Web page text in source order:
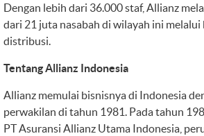
Dengan lebih dari 36.000 staf, Allianz
dari 21 juta nasabah di wilayah ini melalui
distribusi.
Tentang Allianz Indonesia
Allianz memulai bisnisnya di Indonesia
perwakilan di tahun 1981. Pada tahun
PT Asuransi Allianz Utama Indonesia,